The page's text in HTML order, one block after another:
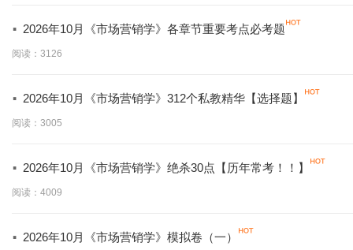
· 2026年10月《市场营销学》各章节重要考点必考题
阅读：3126
· 2026年10月《市场营销学》312个私教精华【选择题】
阅读：3005
· 2026年10月《市场营销学》绝杀30点【历年常考！！】
阅读：4009
· 2026年10月《市场营销学》模拟卷（一）